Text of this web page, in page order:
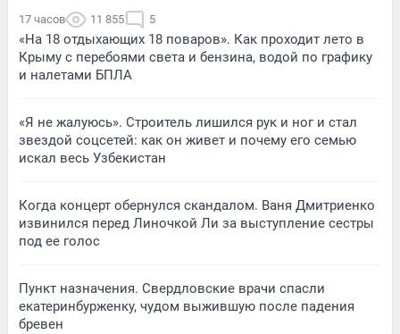
17 часов 11 855 5
«На 18 отдыхающих 18 поваров». Как проходит лето в
Крыму с перебоями света и бензина, водой по графику
и налетами БПЛА
«Я не жалуюсь». Строитель лишился рук и ног и стал
звездой соцсетей: как он живет и почему его семью
искал весь Узбекистан
Когда концерт обернулся скандалом. Ваня Дмитриенко
извинился перед Линочкой Ли за выступление сестры
под ее голос
Пункт назначения. Свердловские врачи спасли
екатеринбурженку, чудом выжившую после падения
бревен